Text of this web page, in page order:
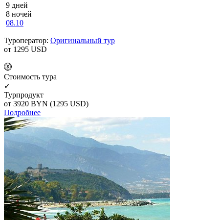
9 дней
8 ночей
08.10
Туроператор: Оригинальный тур
от 1295 USD
Cтоимость тура
✓
Турпродукт
от 3920 BYN (1295 USD)
Подробнее